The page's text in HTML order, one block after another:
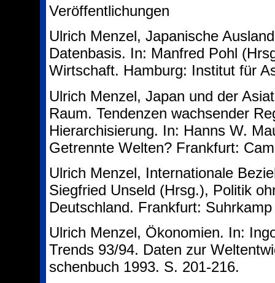
Veröffentlichungen
Ulrich Menzel, Japanische
Datenbasis. In: Manfred Pohl
Wirtschaft. Hamburg: Institut für
Ulrich Menzel, Japan und der
Raum. Tendenzen wachsender
Hierarchisierung. In: Hanns W.
Getrennte Welten? Frankfurt:
Ulrich Menzel, Internationale
Siegfried Unseld (Hrsg.), Politik
Deutschland. Frankfurt:
Ulrich Menzel, Ökonomien. In:
Trends 93/94. Daten zur
schenbuch 1993. S. 201-216.